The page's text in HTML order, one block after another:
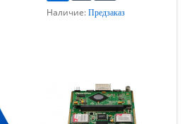
Наличие: Предзаказ